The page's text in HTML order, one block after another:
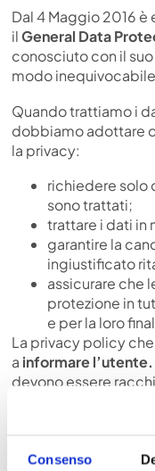
Consenso
Dal 4 Maggio 2016
ilGeneral Data
conosciuto con il
modo
Quando trattiamo i
dobbiamo adottare
la privacy:
richiedere solo
sono trattati;
trattare i dati in
garantire la
ingiustificato
assicurare che
protezione in
e per la loro
La privacy policy
a informare l’utente.
devono essere
base giuridica);